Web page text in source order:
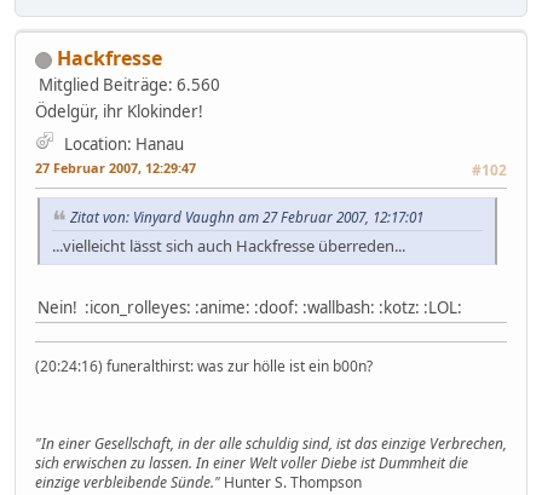
Hackfresse
Mitglied Beiträge: 6.560
Ödelgür, ihr Klokinder!
Location: Hanau
27 Februar 2007, 12:29:47 #102
Zitat von: Vinyard Vaughn am 27 Februar 2007, 12:17:01
...vielleicht lässt sich auch Hackfresse überreden...
Nein! :icon_rolleyes: :anime: :doof: :wallbash: :kotz: :LOL:
(20:24:16) funeralthirst: was zur hölle ist ein b00n?
"In einer Gesellschaft, in der alle schuldig sind, ist das einzige Verbrechen,
sich erwischen zu lassen. In einer Welt voller Diebe ist Dummheit die
einzige verbleibende Sünde." Hunter S. Thompson